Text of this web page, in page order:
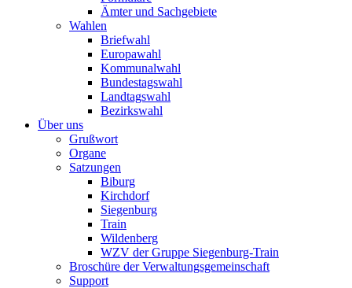
Ämter und Sachgebiete
Wahlen
Briefwahl
Europawahl
Kommunalwahl
Bundestagswahl
Landtagswahl
Bezirkswahl
Über uns
Grußwort
Organe
Satzungen
Biburg
Kirchdorf
Siegenburg
Train
Wildenberg
WZV der Gruppe Siegenburg-Train
Broschüre der Verwaltungsgemeinschaft
Support